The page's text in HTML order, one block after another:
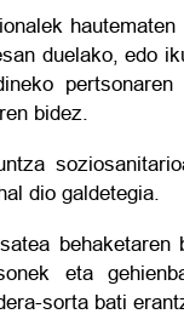
duelako, edo
bidez.
dio galdetegia.
behaketaren
eta
sorta bati